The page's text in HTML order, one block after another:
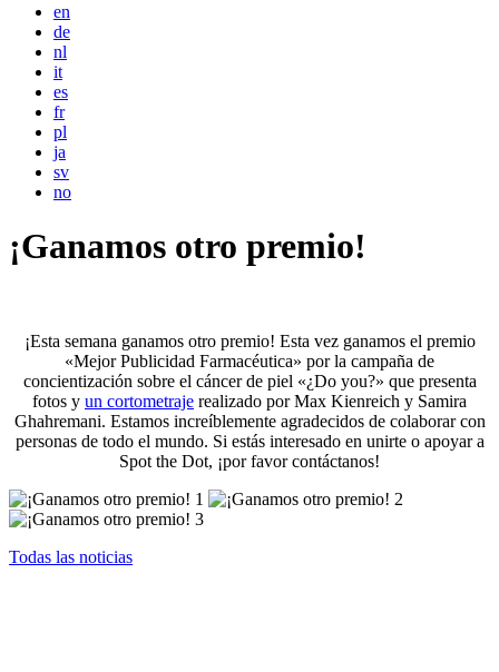
en
de
nl
it
es
fr
pl
ja
sv
no
¡Ganamos otro premio!
¡Esta semana ganamos otro premio! Esta vez ganamos el premio
«Mejor Publicidad Farmacéutica» por la campaña de
concientización sobre el cáncer de piel «¿Do you?» que presenta
fotos y un cortometraje realizado por Max Kienreich y Samira
Ghahremani. Estamos increíblemente agradecidos de colaborar con
personas de todo el mundo. Si estás interesado en unirte o apoyar a
Spot the Dot, ¡por favor contáctanos!
Todas las noticias